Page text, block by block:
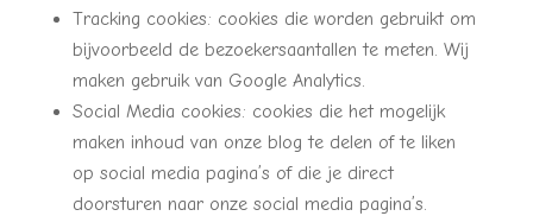
Tracking cookies: cookies die worden gebruikt om
bijvoorbeeld de bezoekersaantallen te meten. Wij
maken gebruik van Google Analytics.
Social Media cookies: cookies die het mogelijk
maken inhoud van onze blog te delen of te liken
op social media pagina’s of die je direct
doorsturen naar onze social media pagina’s.